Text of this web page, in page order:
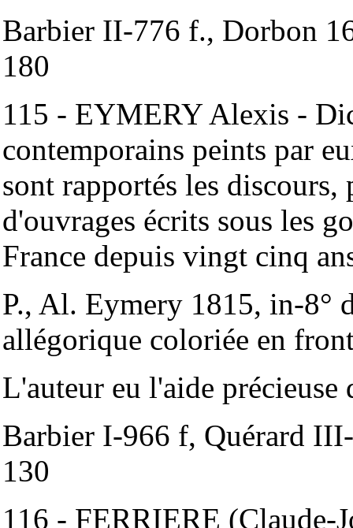
Barbier II-776 f., Dorbon
180
115 - EYMERY Alexis -
contemporains peints par
sont rapportés les
d'ouvrages écrits sous les
France depuis vingt cinq
P., Al. Eymery 1815, in-8°
allégorique coloriée en
L'auteur eu l'aide précieuse
Barbier I-966 f, Quérard
130
116 - FERRIERE (Claude-